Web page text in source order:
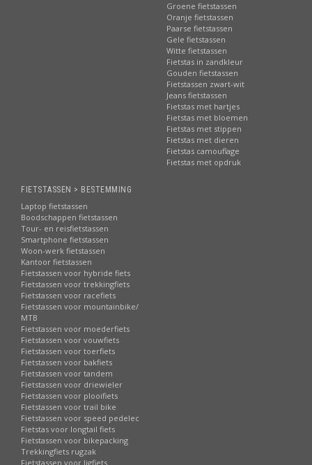
Groene fietstassen
Oranje fietstassen
Paarse fietstassen
Gele fietstassen
Witte fietstassen
Fietstas in zandkleur
Gouden fietstassen
Fietstassen zwart-wit
Jeans fietstassen
Fietstas met hartjes
Fietstas met bloemen
Fietstas met stippen
Fietstas met dieren
Fietstas camouflage
Fietstas met opdruk
FIETSTASSEN > BESTEMMING
Laptop fietstassen
Boodschappen fietstassen
Tour- en reisfietstassen
Smartphone fietstassen
Woon-werk fietstassen
Kantoor fietstassen
Fietstassen voor hybride fiets
Fietstassen voor trekkingfiets
Fietstassen voor racefiets
Fietstassen voor mountainbike/
MTB
Fietstassen voor moederfiets
Fietstassen voor vouwfiets
Fietstassen voor toerfiets
Fietstassen voor bakfiets
Fietstassen voor tandem
Fietstassen voor driewieler
Fietstassen voor plooifiets
Fietstassen voor trail bike
Fietstassen voor speed pedelec
Fietstas voor longtail fiets
Fietstassen voor bikepacking
Trekkingfiets rugzak
Fietstassen voor ligfiets